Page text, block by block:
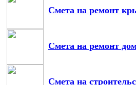
Смета на ремонт
Смета на ремонт
Смета на